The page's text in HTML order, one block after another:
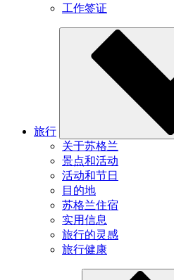
工作签证
旅行
关于苏格兰
景点和活动
活动和节日
目的地
苏格兰住宿
实用信息
旅行的灵感
旅行健康